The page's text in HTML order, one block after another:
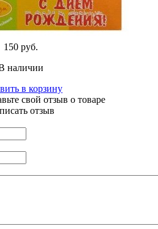
150 руб.
наличии
в корзину
свой отзыв о товаре
отзыв